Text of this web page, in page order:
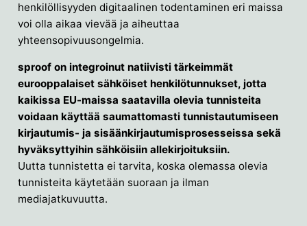
henkilöllisyyden digitaalinen todentaminen eri maissa
voi olla aikaa vievää ja aiheuttaa
yhteensopivuusongelmia.
sproof on integroinut natiivisti tärkeimmät
eurooppalaiset sähköiset henkilötunnukset, jotta
kaikissa EU-maissa saatavilla olevia tunnisteita
voidaan käyttää saumattomasti tunnistautumiseen
kirjautumis- ja sisäänkirjautumisprosesseissa sekä
hyväksyttyihin sähköisiin allekirjoituksiin.
Uutta tunnistetta ei tarvita, koska olemassa olevia
tunnisteita käytetään suoraan ja ilman
mediajatkuvuutta.